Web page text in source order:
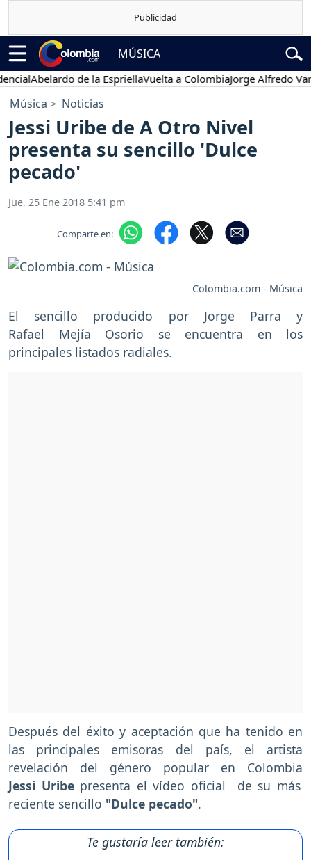
MÚSICA
Abelardo de la EspriellaVuelta a ColombiaJorge Alfredo Vargas
Música Noticias
Jessi Uribe de A Otro Nivel
presenta su sencillo 'Dulce
pecado'
Jue, 25 Ene 2018 5:41 pm
Comparte en:
Colombia.com - Música
El sencillo producido por Jorge Parra y
Rafael Mejía Osorio se encuentra en los
principales listados radiales.
Después del éxito y aceptación que ha tenido en
las principales emisoras del país, el artista
revelación del género popular en Colombia
Jessi Uribepresenta el vídeo oficial de su más
reciente sencillo "Dulce pecado".
Te gustaría leer también: